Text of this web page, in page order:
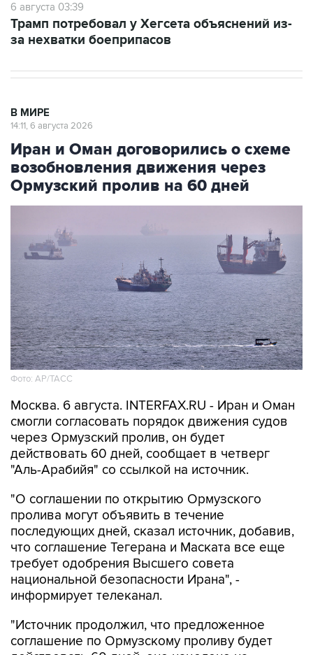
6 августа 03:39
Трамп потребовал у Хегсета объяснений из-
за нехватки боеприпасов
В МИРЕ
14:11, 6 августа 2026
Иран и Оман договорились о схеме
возобновления движения через
Ормузский пролив на 60 дней
Фото: AP/ТАСС
Москва. 6 августа. INTERFAX.RU - Иран и Оман
смогли согласовать порядок движения судов
через Ормузский пролив, он будет
действовать 60 дней, сообщает в четверг
"Аль-Арабийя" со ссылкой на источник.
"О соглашении по открытию Ормузского
пролива могут объявить в течение
последующих дней, сказал источник, добавив,
что соглашение Тегерана и Маската все еще
требует одобрения Высшего совета
национальной безопасности Ирана", -
информирует телеканал.
"Источник продолжил, что предложенное
соглашение по Ормузскому проливу будет